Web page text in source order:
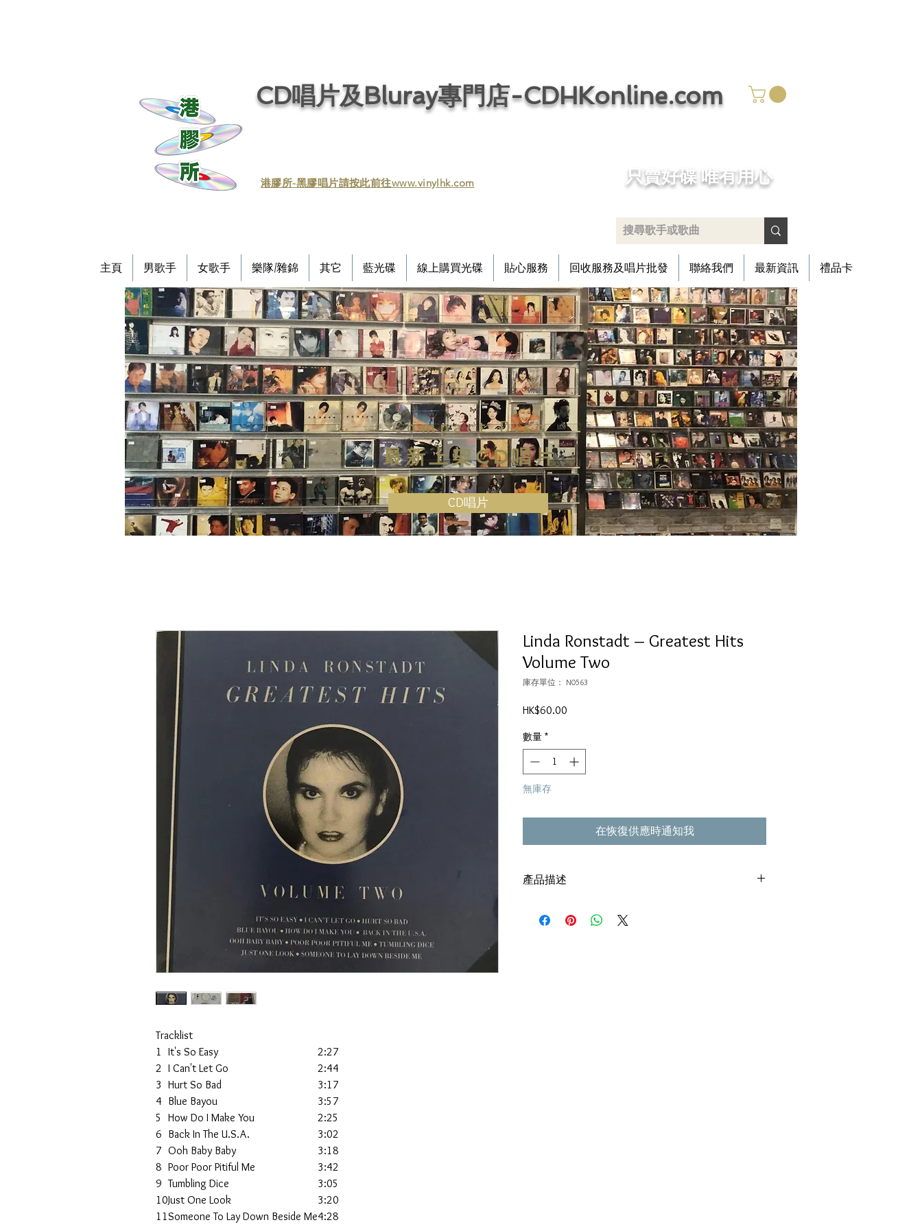
CD唱片及Bluray專門店-CDHKonline.com
​港膠所-黑膠唱片請按此前往www.vinylhk.com ​只賣好碟 唯有用心
主頁 男歌手 女歌手 樂隊/雜錦 其它 藍光碟 線上購買光碟 貼心服務 回收服務及唱片批發 聯絡我們 最新資訊 禮品卡
Compact Disc
最新上架CD唱片
CD唱片
Tracklist
1 It's So Easy
2:27
2 I Can't Let Go
2:44
3 Hurt So Bad
3:17
4 Blue Bayou
3:57
5
How Do I Make You
2:25
6 Back In The U.S.A.
3:02
7 Ooh Baby Baby
3:18
8 Poor Poor Pitiful Me
3:42
9 Tumbling Dice
3:05
10Just One Look
3:20
11Someone To Lay Down Beside Me4:28
Linda Ronstadt ‎– Greatest Hits
Volume Two
庫存單位： N0563
HK$60.00
數量 *
無庫存
在恢復供應時通知我
產品描述
碟套：80%新